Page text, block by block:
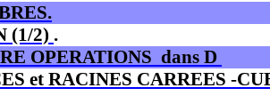
(1/2) .
OPERATIONS dans D
et RACINES CARREES -